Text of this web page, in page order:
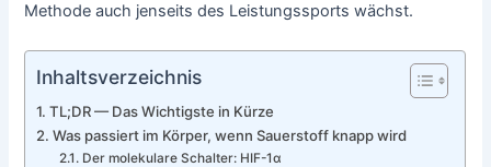
Methode auch jenseits des Leistungssports wächst.
Inhaltsverzeichnis
TL;DR — Das Wichtigste in Kürze
Was passiert im Körper, wenn Sauerstoff knapp wird
Der molekulare Schalter: HIF-1α